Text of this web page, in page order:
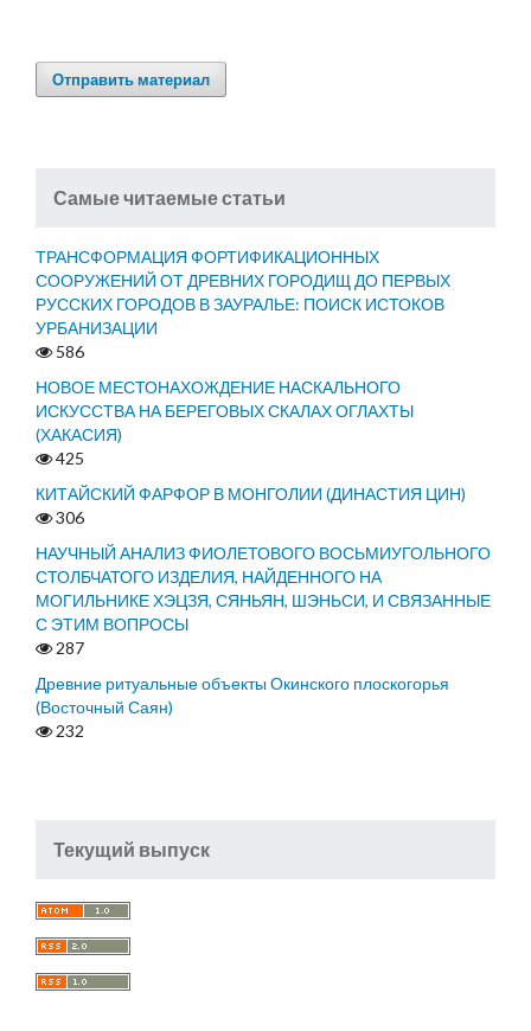
Отправить материал
Самые читаемые статьи
ТРАНСФОРМАЦИЯ ФОРТИФИКАЦИОННЫХ
СООРУЖЕНИЙ ОТ ДРЕВНИХ ГОРОДИЩ ДО ПЕРВЫХ
РУССКИХ ГОРОДОВ В ЗАУРАЛЬЕ: ПОИСК ИСТОКОВ
УРБАНИЗАЦИИ
586
НОВОЕ МЕСТОНАХОЖДЕНИЕ НАСКАЛЬНОГО
ИСКУССТВА НА БЕРЕГОВЫХ СКАЛАХ ОГЛАХТЫ
(ХАКАСИЯ)
425
КИТАЙСКИЙ ФАРФОР В МОНГОЛИИ (ДИНАСТИЯ ЦИН)
306
НАУЧНЫЙ АНАЛИЗ ФИОЛЕТОВОГО ВОСЬМИУГОЛЬНОГО
СТОЛБЧАТОГО ИЗДЕЛИЯ, НАЙДЕННОГО НА
МОГИЛЬНИКЕ ХЭЦЗЯ, СЯНЬЯН, ШЭНЬСИ, И СВЯЗАННЫЕ
С ЭТИМ ВОПРОСЫ
287
Древние ритуальные объекты Окинского плоскогорья
(Восточный Саян)
232
Текущий выпуск